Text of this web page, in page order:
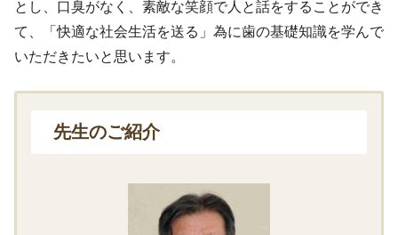
とし、口臭がなく、素敵な笑顔で人と話をすることができ
て、「快適な社会生活を送る」為に歯の基礎知識を学んで
いただきたいと思います。
先生のご紹介